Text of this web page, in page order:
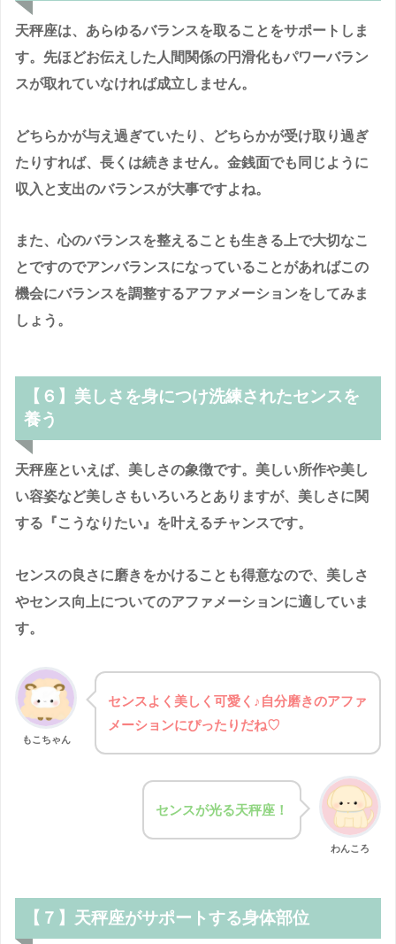
天秤座は、あらゆるバランスを取ることをサポートしま
す。先ほどお伝えした人間関係の円滑化もパワーバラン
スが取れていなければ成立しません。
どちらかが与え過ぎていたり、どちらかが受け取り過ぎ
たりすれば、長くは続きません。金銭面でも同じように
収入と支出のバランスが大事ですよね。
また、心のバランスを整えることも生きる上で大切なこ
とですのでアンバランスになっていることがあればこの
機会にバランスを調整するアファメーションをしてみま
しょう。
【６】美しさを身につけ洗練されたセンスを
養う
天秤座といえば、美しさの象徴です。美しい所作や美し
い容姿など美しさもいろいろとありますが、美しさに関
する『こうなりたい』を叶えるチャンスです。
センスの良さに磨きをかけることも得意なので、美しさ
やセンス向上についてのアファメーションに適していま
す。
もこちゃん
センスよく美しく可愛く♪自分磨きのアファ
メーションにぴったりだね♡
わんころ
センスが光る天秤座！
【７】天秤座がサポートする身体部位